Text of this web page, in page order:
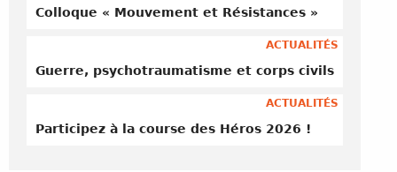
Colloque « Mouvement et Résistances »
ACTUALITÉS
Guerre, psychotraumatisme et corps civils
ACTUALITÉS
Participez à la course des Héros 2026 !